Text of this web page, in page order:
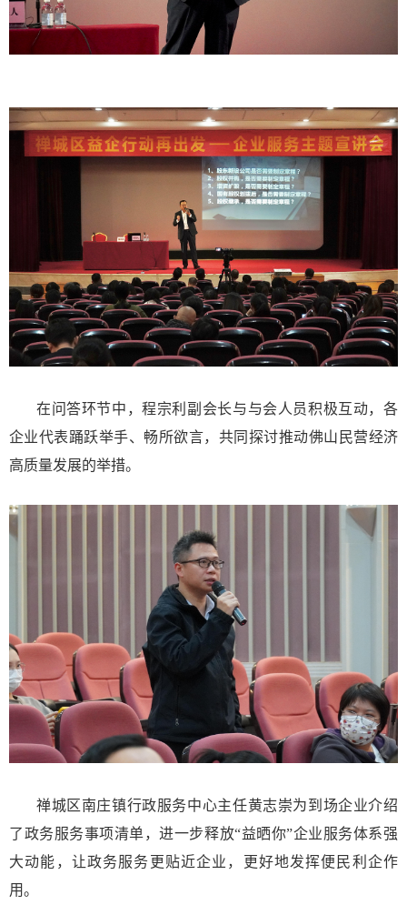
在问答环节中，程宗利副会长与与会人员积极互动，各
企业代表踊跃举手、畅所欲言，共同探讨推动佛山民营经济
高质量发展的举措。
禅城区南庄镇行政服务中心主任黄志崇为到场企业介绍
了政务服务事项清单，进一步释放“益晒你”企业服务体系强
大动能，让政务服务更贴近企业，更好地发挥便民利企作
用。